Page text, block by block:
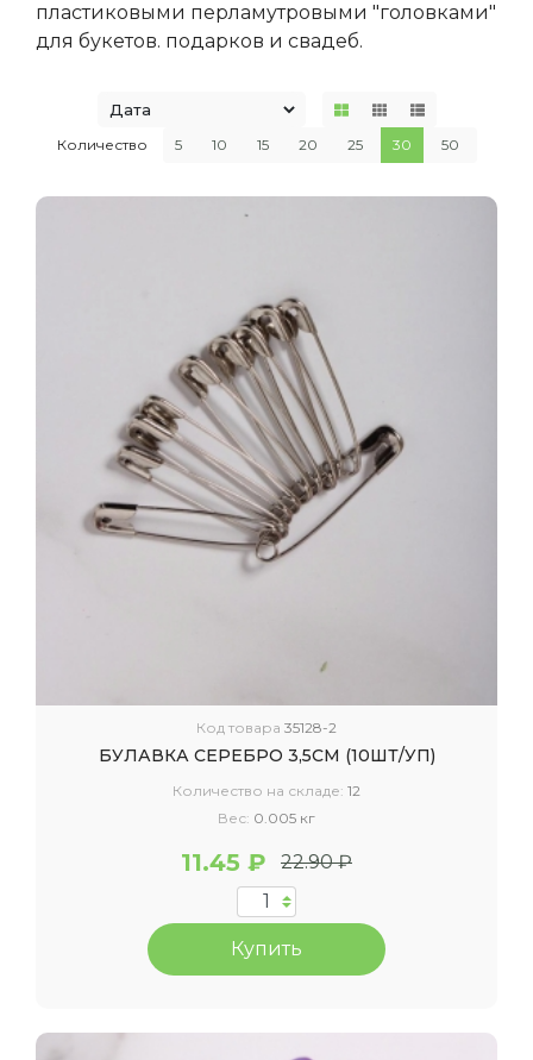
пластиковыми перламутровыми "головками"
для букетов. подарков и свадеб.
Количество 5 10 15 20 25 30 50
Код товара 35128-2
БУЛАВКА СЕРЕБРО 3,5СМ (10ШТ/УП)
Количество на складе: 12
Вес: 0.005 кг
11.45 ₽ 22.90 ₽
Купить